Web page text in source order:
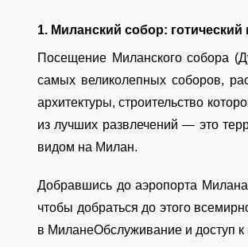
1. Миланский собор:
Посещение Миланского собора
самых великолепных соборов,
архитектуры, строительство
из лучших развлечений — это
видом на Милан.
Добравшись до аэропорта
чтобы добраться до этого
в МиланеОбслуживание и доступ